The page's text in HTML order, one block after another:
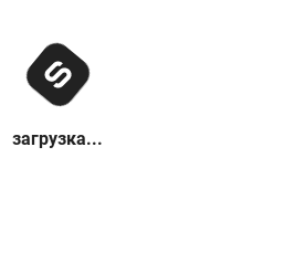
загрузка...